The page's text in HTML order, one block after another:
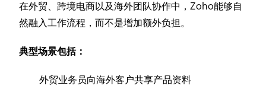
在外贸、跨境电商以及海外团队协作中，Zoho能够自
然融入工作流程，而不是增加额外负担。
典型场景包括：
外贸业务员向海外客户共享产品资料